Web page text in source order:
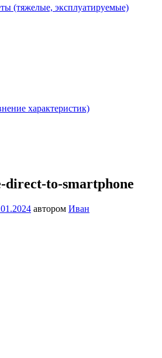
(тяжелые, эксплуатируемые)
характеристик)
direct-to-smartphone
автором Иван